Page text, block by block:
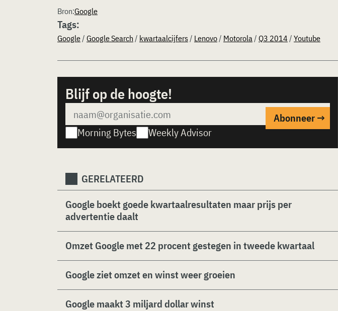
Bron:Google
Tags:
Google/ Google Search / kwartaalcijfers/ Lenovo/ Motorola/ Q3 2014 / Youtube
Blijf op de hoogte!
Morning Bytes Weekly Advisor
GERELATEERD
Google boekt goede kwartaalresultaten maar prijs per
advertentie daalt
Omzet Google met 22 procent gestegen in tweede kwartaal
Google ziet omzet en winst weer groeien
Google maakt 3 miljard dollar winst